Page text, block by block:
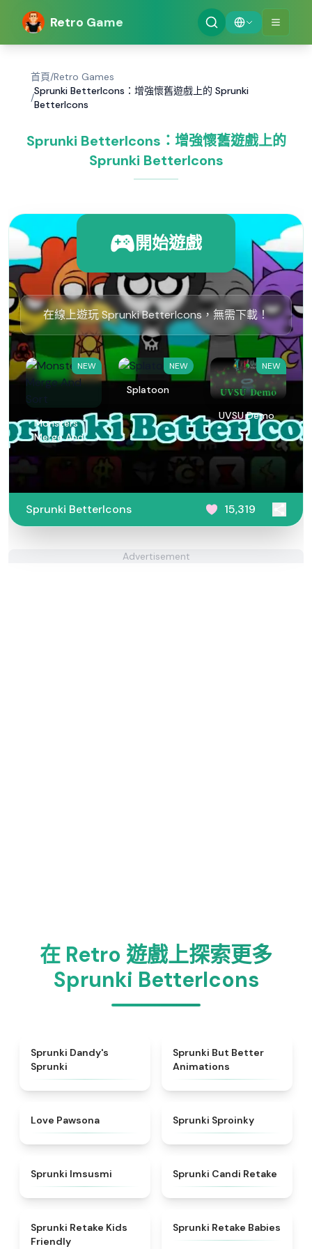
Retro Game
首頁/Retro Games
/
Sprunki BetterIcons：增強懷舊遊戲上的 Sprunki
BetterIcons
Sprunki BetterIcons：增強懷舊遊戲上的
Sprunki BetterIcons
開始遊戲
在線上遊玩 Sprunki BetterIcons，無需下載！
NEW
Monsters
Merge And
Sort
NEW
Splatoon
NEW
UVSU Demo
Sprunki BetterIcons 15,319
Advertisement
在 Retro 遊戲上探索更多
Sprunki BetterIcons
Sprunki Dandy's
Sprunki
Sprunki But Better
Animations
Love Pawsona Sprunki Sproinky
Sprunki Imsusmi ★4.9
Sprunki Candi Retake
★
Sprunki Retake Kids
Friendly
★4.7
Sprunki Retake Babies